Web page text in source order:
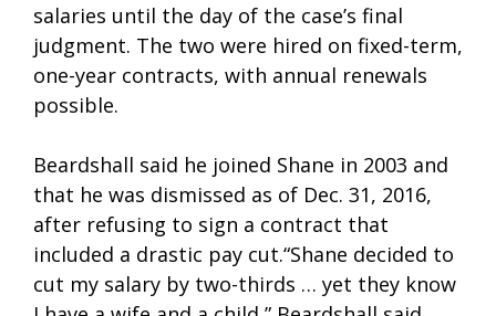
salaries until the day of the case’s final
judgment. The two were hired on fixed-term,
one-year contracts, with annual renewals
possible.
Beardshall said he joined Shane in 2003 and
that he was dismissed as of Dec. 31, 2016,
after refusing to sign a contract that
included a drastic pay cut.“Shane decided to
cut my salary by two-thirds … yet they know